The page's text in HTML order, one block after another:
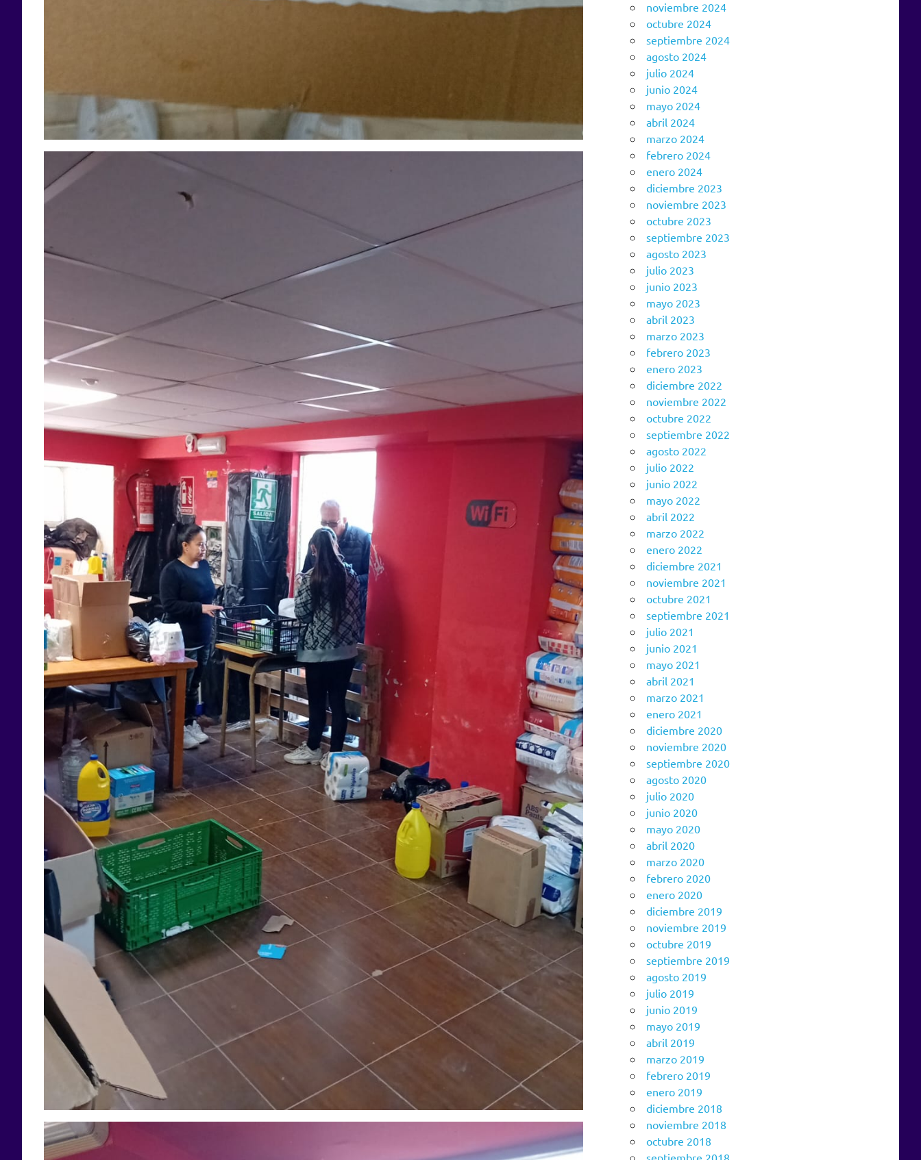
noviembre 2024
octubre 2024
septiembre 2024
agosto 2024
julio 2024
junio 2024
mayo 2024
abril 2024
marzo 2024
febrero 2024
enero 2024
diciembre 2023
noviembre 2023
octubre 2023
septiembre 2023
agosto 2023
julio 2023
junio 2023
mayo 2023
abril 2023
marzo 2023
febrero 2023
enero 2023
diciembre 2022
noviembre 2022
octubre 2022
septiembre 2022
agosto 2022
julio 2022
junio 2022
mayo 2022
abril 2022
marzo 2022
enero 2022
diciembre 2021
noviembre 2021
octubre 2021
septiembre 2021
julio 2021
junio 2021
mayo 2021
abril 2021
marzo 2021
enero 2021
diciembre 2020
noviembre 2020
septiembre 2020
agosto 2020
julio 2020
junio 2020
mayo 2020
abril 2020
marzo 2020
febrero 2020
enero 2020
diciembre 2019
noviembre 2019
octubre 2019
septiembre 2019
agosto 2019
julio 2019
junio 2019
mayo 2019
abril 2019
marzo 2019
febrero 2019
enero 2019
diciembre 2018
noviembre 2018
octubre 2018